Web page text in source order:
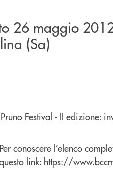
26 maggio
(Sa)
Per conoscere l’elenco
questo link: https://